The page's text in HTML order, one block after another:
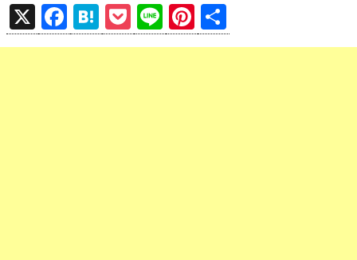
X
F
a
H
at
P
o
Li
n
Pi
nt 有